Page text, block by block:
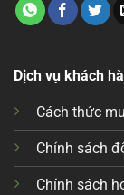
Dịch vụ khách
Cách thức
Chính sách
Chính sách